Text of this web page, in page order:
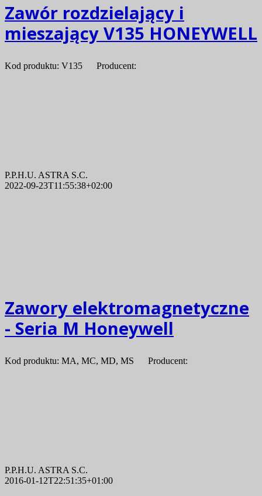
Zawór rozdzielający i
mieszający V135 HONEYWELL
Kod produktu: V135 Producent:
P.P.H.U. ASTRA S.C.
2022-09-23T11:55:38+02:00
Zawory elektromagnetyczne
- Seria M Honeywell
Kod produktu: MA, MC, MD, MS Producent:
P.P.H.U. ASTRA S.C.
2016-01-12T22:51:35+01:00